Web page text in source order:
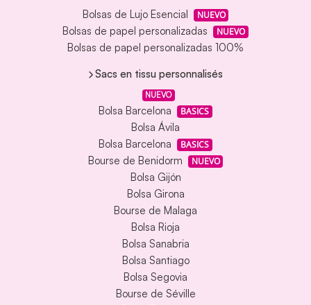
Bolsas de Lujo Esencial
NUEVO
Bolsas de papel personalizadas NUEVO
Bolsas de papel personalizadas 100%
Sacs en tissu personnalisés
NUEVO
Bolsa Barcelona BASICS
Bolsa Ávila
Bolsa Barcelona
BASICS
Bourse de Benidorm NUEVO
Bolsa Gijón
Bolsa Girona
Bourse de Malaga
Bolsa Rioja
Bolsa Sanabria
Bolsa Santiago
Bolsa Segovia
Bourse de Séville